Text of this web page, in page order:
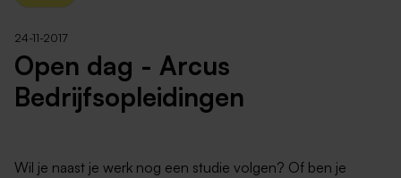
24-11-2017
Open dag - Arcus
Bedrijfsopleidingen
Wil je naast je werk nog een studie volgen? Of ben je